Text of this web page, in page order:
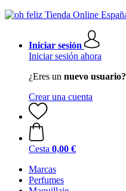
Iniciar sesión
Iniciar sesión ahora
¿Eres un nuevo usuario?
Crear una cuenta
Cesta 0,00 €
Marcas
Perfumes